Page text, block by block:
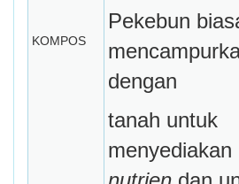
KOMPOS
Pekebun
dengan
tanah untuk
menyediakan